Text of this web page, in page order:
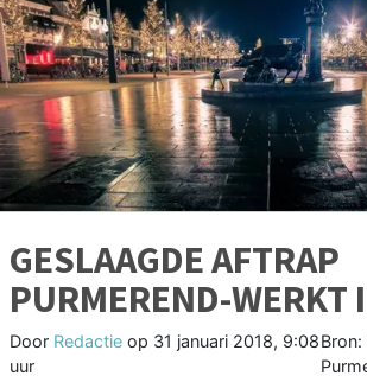
GESLAAGDE AFTRAP
PURMEREND-WERKT
Door Redactie op 31 januari 2018, 9:08
uur